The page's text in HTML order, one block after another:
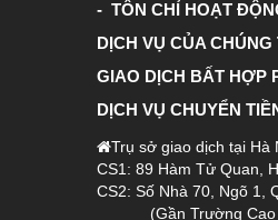
- TÔN CHỈ HOẠT
DỊCH VỤ CỦA
GIAO DỊCH BẤT HỢP
DỊCH VỤ CHUYỂN
Trụ sở giao dịch tại Hà
CS1: 89 Hàm Tử Quan,
CS2: Số Nhà 70, Ngõ 1,
(Gần Trường Cao